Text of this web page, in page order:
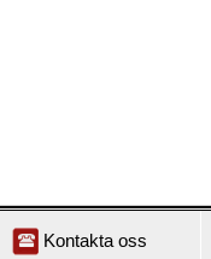
Kontakta oss